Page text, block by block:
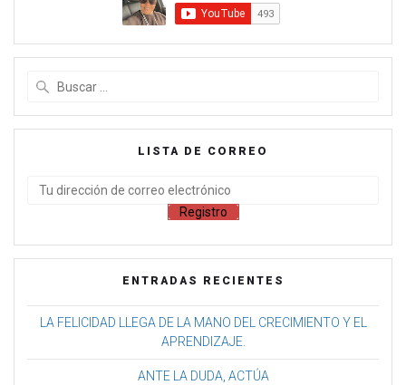
LISTA DE CORREO
ENTRADAS RECIENTES
LA FELICIDAD LLEGA DE LA MANO DEL CRECIMIENTO Y EL
APRENDIZAJE.
ANTE LA DUDA, ACTÚA